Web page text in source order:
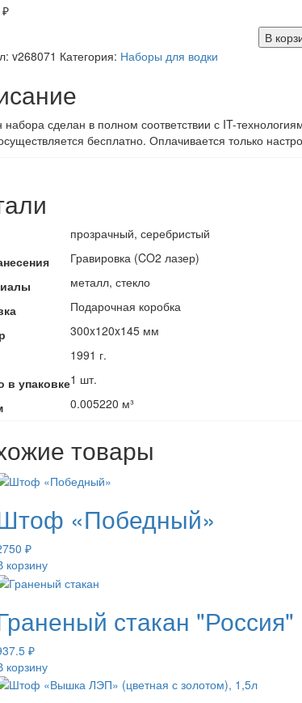
₽
В
v268071 Категория: Наборы для водки
набора сделан в полном соответствии с IT-
бесплатно. Оплачивается только
прозрачный, серебристый
Гравировка (CO2 лазер)
металл, стекло
Подарочная коробка
300x120x145 мм
1991 г.
в упаковке1 шт.
0.005220 м³
товары
«Победный»
₽
корзину
стакан "Россия"
₽
корзину